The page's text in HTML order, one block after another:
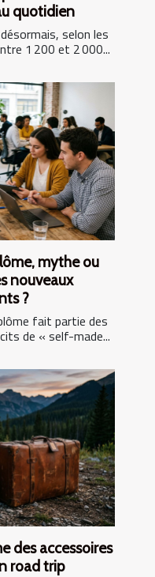
quotidien
selon les
1 200 et 2 000...
mythe ou
nouveaux
?
fait partie des
de « self-made...
des accessoires
road trip